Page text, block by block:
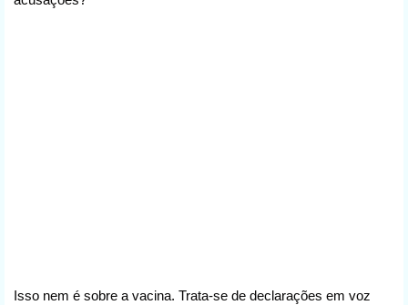
Isso nem é sobre a vacina. Trata-se de declarações em voz